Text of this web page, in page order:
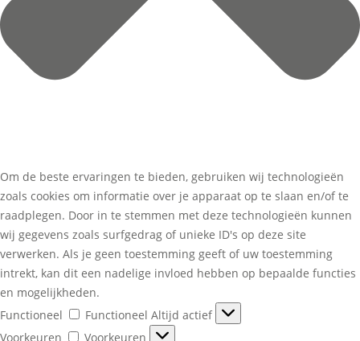
Om de beste ervaringen te bieden, gebruiken wij technologieën
zoals cookies om informatie over je apparaat op te slaan en/of te
raadplegen. Door in te stemmen met deze technologieën kunnen
wij gegevens zoals surfgedrag of unieke ID's op deze site
verwerken. Als je geen toestemming geeft of uw toestemming
intrekt, kan dit een nadelige invloed hebben op bepaalde functies
en mogelijkheden.
Functioneel
Functioneel Altijd actief
Voorkeuren
Voorkeuren